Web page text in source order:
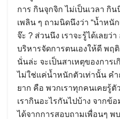
การ กินจุกจิก ไม่เป็นเวลา กิ
เพลิน ๆ ถามนิดนึงว่า “น้ำหนั
จ๊ะ ? ส่วนนึง เราจะรู้ได้เลยว่
บริหารจัดการตนเองให้ดี พฤ
นั่นล่ะ จะเป็นสาเหตุของการ
ไม่ใช่แค่น้ำหนักตัวเท่านั้น ค
ยาก คือ พวกเราทุกคนเคยรู้
เรากินอะไรกันไปบ้าง จากข้
ได้จากการสอบถามเพื่อนๆ พ